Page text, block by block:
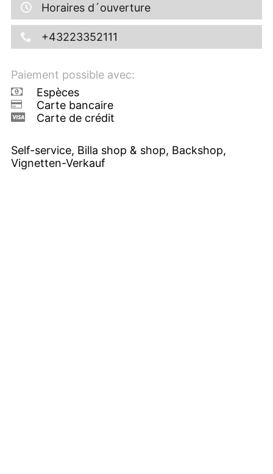
Horaires d´ouverture
+43223352111
Paiement possible avec:
Espèces
Carte bancaire
Carte de crédit
Self-service, Billa shop & shop, Backshop,
Vignetten-Verkauf